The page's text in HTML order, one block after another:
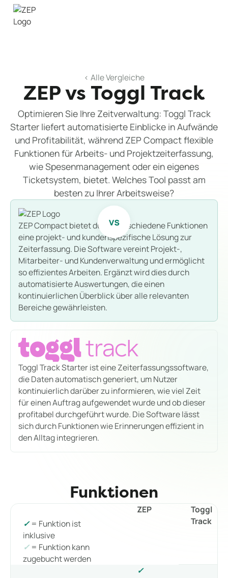
< Alle Vergleiche
ZEP vs Toggl Track
Optimieren Sie Ihre Zeitverwaltung: Toggl Track
Starter liefert automatisierte Einblicke in Aufwände
und Profitabilität, während ZEP Compact flexible
Funktionen für Arbeits- und Projektzeiterfassung,
wie Spesenmanagement oder ein eigenes
Ticketsystem, bietet. Welches Tool passt am
besten zu Ihrer Arbeitsweise?
ZEP Compact bietet durch verschiedene Funktionen
eine projekt- und kundenspezifische Lösung zur
Zeiterfassung. Die Software vereint Projekt-,
Mitarbeiter- und Kundenverwaltung und ermöglicht
so effizientes Arbeiten. Ergänzt wird dies durch
automatisierte Auswertungen, die einen
kontinuierlichen Überblick über alle relevanten
Bereiche gewährleisten.
Toggl Track Starter ist eine Zeiterfassungssoftware,
die Daten automatisch generiert, um Nutzer
kontinuierlich darüber zu informieren, wie viel Zeit
für einen Auftrag aufgewendet wurde und ob dieser
profitabel durchgeführt wurde. Die Software lässt
sich durch Funktionen wie Erinnerungen effizient in
den Alltag integrieren.
Funktionen
✓= Funktion ist
inklusive
✓= Funktion kann
zugebucht werden
ZEP
Toggl
Track
✓